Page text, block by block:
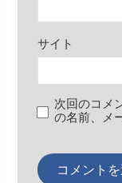
サイト
次回のコメ
の名前、メ